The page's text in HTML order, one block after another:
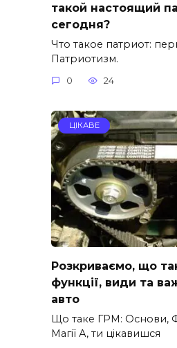
такой настоящий
сегодня?
Что такое патриот:
Патриотизм.
0 24
ЦІКАВЕ
Розкриваємо, що
функції, види та
авто
Що таке ГРМ: Основи,
Магії А, ти цікавишся